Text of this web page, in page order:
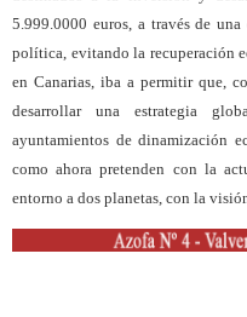
5.999.0000 euros, a través de
política, evitando la recuperación
en Canarias, iba a permitir que,
desarrollar una estrategia
ayuntamientos de dinamización
como ahora pretenden con la
entorno a dos planetas, con la